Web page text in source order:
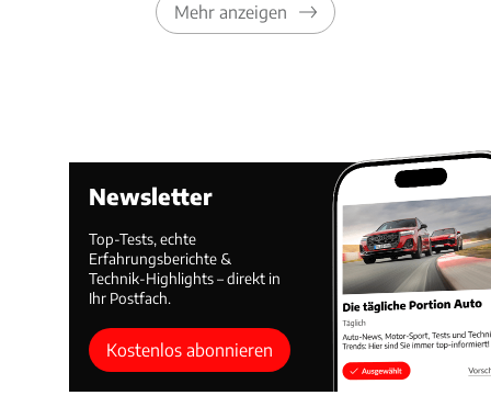
Mehr anzeigen
Newsletter
Top-Tests, echte
Erfahrungsberichte &
Technik-Highlights – direkt in
Ihr Postfach.
Kostenlos abonnieren